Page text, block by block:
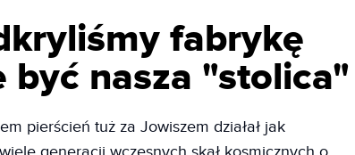
fabrykę
być nasza "stolica"
pierścień tuż za Jowiszem działał jak